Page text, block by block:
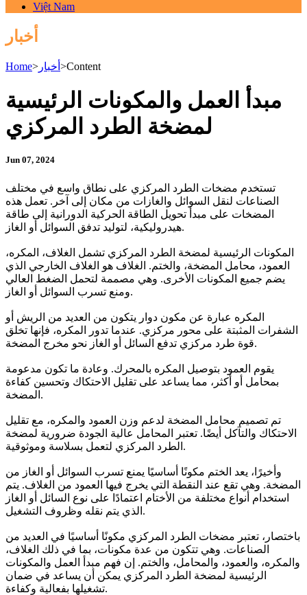
Việt Nam
أخبار
Home> أخبار >Content
مبدأ العمل والمكونات الرئيسية
لمضخة الطرد المركزي
Jun 07, 2024
تستخدم مضخات الطرد المركزي على نطاق واسع في مختلف
الصناعات لنقل السوائل والغازات من مكان إلى آخر. تعمل هذه
المضخات على مبدأ تحويل الطاقة الحركية الدورانية إلى طاقة
هيدروليكية، لتوليد تدفق السوائل أو الغاز.
المكونات الرئيسية لمضخة الطرد المركزي تشمل الغلاف، المكره،
العمود، محامل المضخة، والختم. الغلاف هو الغلاف الخارجي الذي
يضم جميع المكونات الأخرى. وهي مصممة لتحمل الضغط العالي
ومنع تسرب السوائل أو الغاز.
المكره عبارة عن مكون دوار يتكون من العديد من الريش أو
الشفرات المثبتة على محور مركزي. عندما تدور المكره، فإنها تخلق
قوة طرد مركزي تدفع السائل أو الغاز نحو مخرج المضخة.
يقوم العمود بتوصيل المكره بالمحرك. وعادة ما تكون مدعومة
بمحامل أو أكثر، مما يساعد على تقليل الاحتكاك وتحسين كفاءة
المضخة.
تم تصميم محامل المضخة لدعم وزن العمود والمكره، مع تقليل
الاحتكاك والتآكل أيضًا. تعتبر المحامل عالية الجودة ضرورية لمضخة
الطرد المركزي لتعمل بسلاسة وموثوقية.
وأخيرًا، يعد الختم مكونًا أساسيًا يمنع تسرب السوائل أو الغاز من
المضخة. وهي تقع عند النقطة التي يخرج فيها العمود من الغلاف. يتم
استخدام أنواع مختلفة من الأختام اعتمادًا على نوع السائل أو الغاز
الذي يتم نقله وظروف التشغيل.
باختصار، تعتبر مضخات الطرد المركزي مكونًا أساسيًا في العديد من
الصناعات. وهي تتكون من عدة مكونات، بما في ذلك الغلاف،
والمكره، والعمود، والمحامل، والختم. إن فهم مبدأ العمل والمكونات
الرئيسية لمضخة الطرد المركزي يمكن أن يساعد في ضمان
تشغيلها بفعالية وكفاءة.